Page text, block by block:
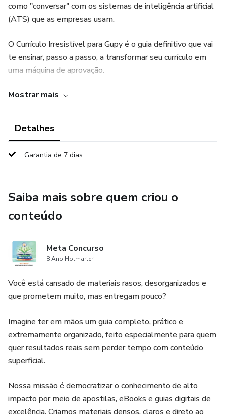
como "conversar" com os sistemas de inteligência artificial
(ATS) que as empresas usam.
O Currículo Irresistível para Gupy é o guia definitivo que vai
te ensinar, passo a passo, a transformar seu currículo em
uma máquina de aprovação.
Neste guia prático e direto ao ponto, você vai dominar:
a Gupy pensa, ranqueia e seleciona candidatos (e por que
qualquer descrição de vaga.
✅ Construção do Currículo Perfeito: O método exato para
fórmula para um resumo profissional impossível de ser
ignorado.
✅ O Método STAR para Resultados: Deixe de listar
tarefas e aprenda a descrever suas experiências com foco
✅ Os Segredos dos Testes: Dicas práticas para passar nos
testes de perfil, lógica e inglês que a plataforma aplica.
Mostrar mais
Detalhes
Garantia de 7 dias
Saiba mais sobre quem criou o
conteúdo
Meta Concurso
8 Ano Hotmarter
Você está cansado de materiais rasos, desorganizados e
que prometem muito, mas entregam pouco?
Imagine ter em mãos um guia completo, prático e
extremamente organizado, feito especialmente para quem
quer resultados reais sem perder tempo com conteúdo
superficial.
Nossa missão é democratizar o conhecimento de alto
impacto por meio de apostilas, eBooks e guias digitais de